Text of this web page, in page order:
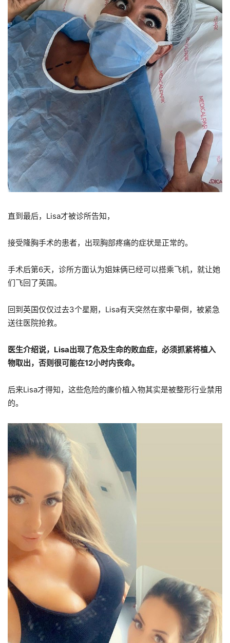
直到最后，Lisa才被诊所告知，
接受隆胸手术的患者，出现胸部疼痛的症状是正常的。
手术后第6天，诊所方面认为姐妹俩已经可以搭乘飞机，就让她
们飞回了英国。
回到英国仅仅过去3个星期，Lisa有天突然在家中晕倒，被紧急
送往医院抢救。
医生介绍说，Lisa出现了危及生命的败血症，必须抓紧将植入
物取出，否则很可能在12小时内丧命。
后来Lisa才得知，这些危险的廉价植入物其实是被整形行业禁用
的。